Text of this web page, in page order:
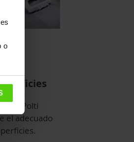
o
de Polti
el adecuado